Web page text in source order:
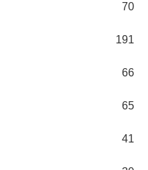
70
191
66
65
41